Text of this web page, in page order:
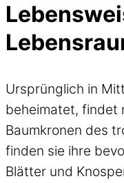
Ursprünglich in
beheimatet, findet
Baumkronen des
finden sie ihre
Blätter und